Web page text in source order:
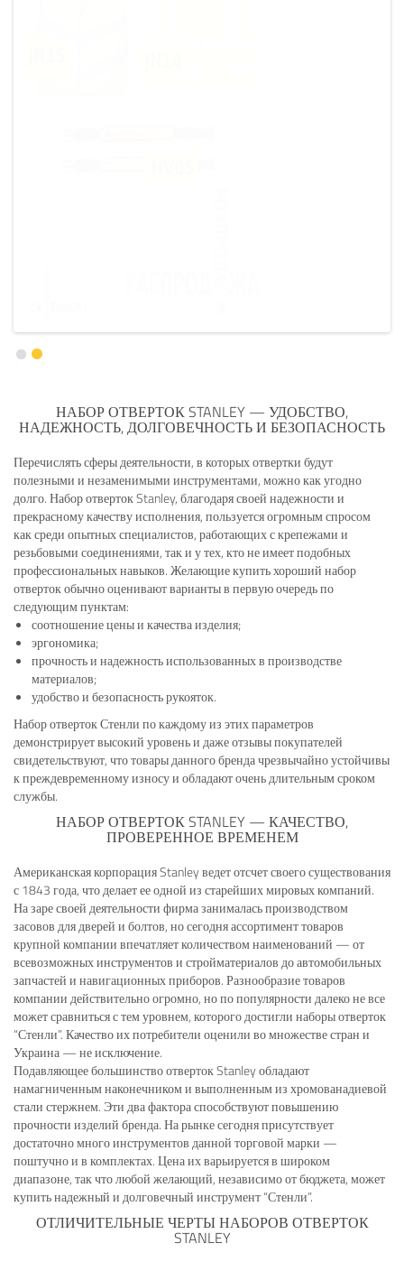
НАБОР ОТВЕРТОК STANLEY — УДОБСТВО,
НАДЕЖНОСТЬ, ДОЛГОВЕЧНОСТЬ И БЕЗОПАСНОСТЬ
Перечислять сферы деятельности, в которых отвертки будут
полезными и незаменимыми инструментами, можно как угодно
долго. Набор отверток Stanley, благодаря своей надежности и
прекрасному качеству исполнения, пользуется огромным спросом
как среди опытных специалистов, работающих с крепежами и
резьбовыми соединениями, так и у тех, кто не имеет подобных
профессиональных навыков. Желающие купить хороший набор
отверток обычно оценивают варианты в первую очередь по
следующим пунктам:
соотношение цены и качества изделия;
эргономика;
прочность и надежность использованных в производстве
материалов;
удобство и безопасность рукояток.
Набор отверток Стенли по каждому из этих параметров
демонстрирует высокий уровень и даже отзывы покупателей
свидетельствуют, что товары данного бренда чрезвычайно устойчивы
к преждевременному износу и обладают очень длительным сроком
службы.
НАБОР ОТВЕРТОК STANLEY — КАЧЕСТВО,
ПРОВЕРЕННОЕ ВРЕМЕНЕМ
Американская корпорация Stanley ведет отсчет своего существования
с 1843 года, что делает ее одной из старейших мировых компаний.
На заре своей деятельности фирма занималась производством
засовов для дверей и болтов, но сегодня ассортимент товаров
крупной компании впечатляет количеством наименований — от
всевозможных инструментов и стройматериалов до автомобильных
запчастей и навигационных приборов. Разнообразие товаров
компании действительно огромно, но по популярности далеко не все
может сравниться с тем уровнем, которого достигли наборы отверток
“Стенли”. Качество их потребители оценили во множестве стран и
Украина — не исключение.
Подавляющее большинство отверток Stanley обладают
намагниченным наконечником и выполненным из хромованадиевой
стали стержнем. Эти два фактора способствуют повышению
прочности изделий бренда. На рынке сегодня присутствует
достаточно много инструментов данной торговой марки —
поштучно и в комплектах. Цена их варьируется в широком
диапазоне, так что любой желающий, независимо от бюджета, может
купить надежный и долговечный инструмент “Стенли”.
ОТЛИЧИТЕЛЬНЫЕ ЧЕРТЫ НАБОРОВ ОТВЕРТОК
STANLEY